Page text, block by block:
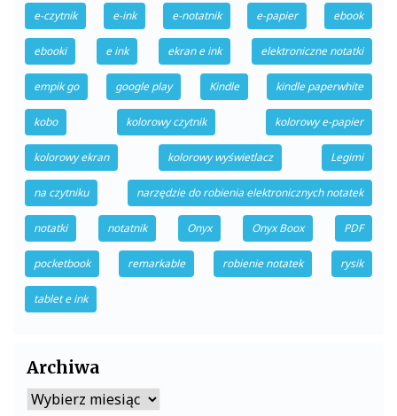
e-czytnik e-ink e-notatnik e-papier ebook
ebooki e ink ekran e ink elektroniczne notatki
empik go google play Kindle kindle paperwhite
kobo kolorowy czytnik kolorowy e-papier
kolorowy ekran kolorowy wyświetlacz Legimi
na czytniku narzędzie do robienia elektronicznych notatek
notatki notatnik Onyx Onyx Boox PDF
pocketbook remarkable robienie notatek rysik
tablet e ink
Archiwa
Archiwa